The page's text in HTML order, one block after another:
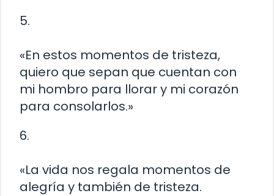
5.
«En estos momentos de tristeza,
quiero que sepan que cuentan con
mi hombro para llorar y mi corazón
para consolarlos.»
6.
«La vida nos regala momentos de
alegría y también de tristeza.